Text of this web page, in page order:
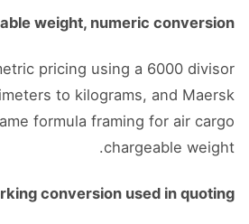
weight, numeric conversion
pricing using a 6000 divisor
to kilograms, and Maersk
formula framing for air cargo
chargeable weight.
conversion used in quoting